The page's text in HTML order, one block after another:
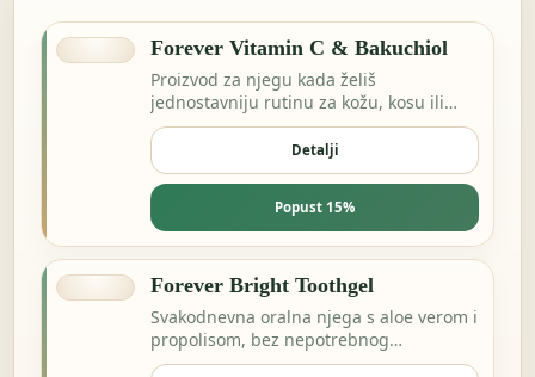
Forever Vitamin C & Bakuchiol
Proizvod za njegu kada želiš
jednostavniju rutinu za kožu, kosu ili
svakodnevnu svježinu.
Detalji
Popust 15%
Forever Bright Toothgel
Svakodnevna oralna njega s aloe verom i
propolisom, bez nepotrebnog
kompliciranja.